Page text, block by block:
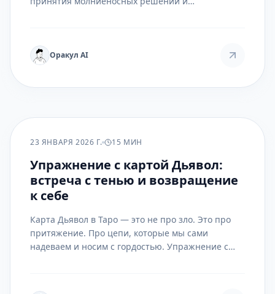
Оракул AI
ПРАКТИКА
23 ЯНВАРЯ 2026 Г. 15 МИН
Упражнение с картой Дьявол:
встреча с тенью и возвращение
к себе
Карта Дьявол в Таро — это не про зло. Это про
притяжение. Про цепи, которые мы сами
надеваем и носим с гордостью. Упражнение с